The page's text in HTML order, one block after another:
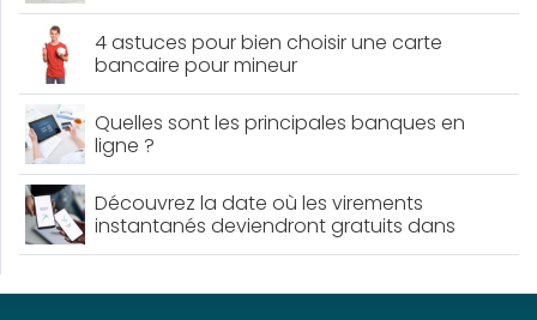
4 astuces pour bien choisir une carte
bancaire pour mineur
Quelles sont les principales banques en
ligne ?
Découvrez la date où les virements
instantanés deviendront gratuits dans
toutes les banques françaises !